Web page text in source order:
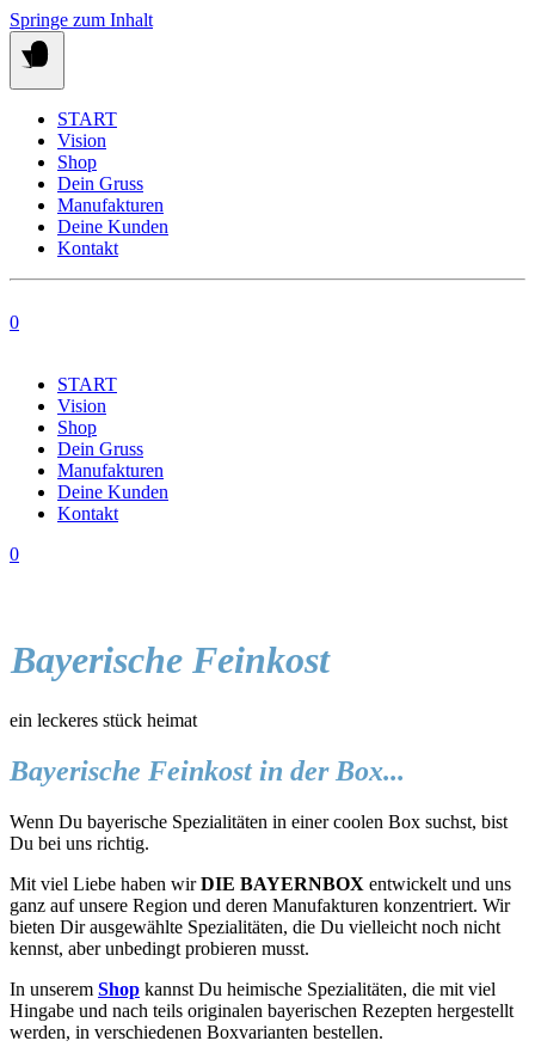
Springe zum Inhalt
START
Vision
Shop
Dein Gruss
Manufakturen
Deine Kunden
Kontakt
0
START
Vision
Shop
Dein Gruss
Manufakturen
Deine Kunden
Kontakt
0
Bayerische Feinkost
ein leckeres stück heimat
Bayerische Feinkost in der Box...
Wenn Du bayerische Spezialitäten in einer coolen Box suchst, bist
Du bei uns richtig.
Mit viel Liebe haben wirDIE BAYERNBOX entwickelt und uns
ganz auf unsere Region und deren Manufakturen konzentriert. Wir
bieten Dir ausgewählte Spezialitäten, die Du vielleicht noch nicht
kennst, aber unbedingt probieren musst.
In unserem Shop kannst Du heimische Spezialitäten, die mit viel
Hingabe und nach teils originalen bayerischen Rezepten hergestellt
werden, in verschiedenen Boxvarianten bestellen.